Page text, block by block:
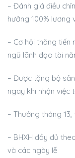
– Đánh giá điều
hưởng 100% lương
– Cơ hội thăng tiến
ngũ lãnh đạo tài
– Được tặng bộ
ngay khi nhận việc
– Thưởng tháng
– BHXH đầy đủ
và các ngày lễ